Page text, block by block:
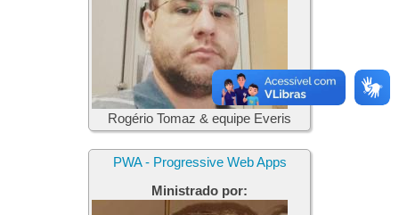
Rogério Tomaz & equipe Everis
PWA - Progressive Web Apps
Ministrado por: